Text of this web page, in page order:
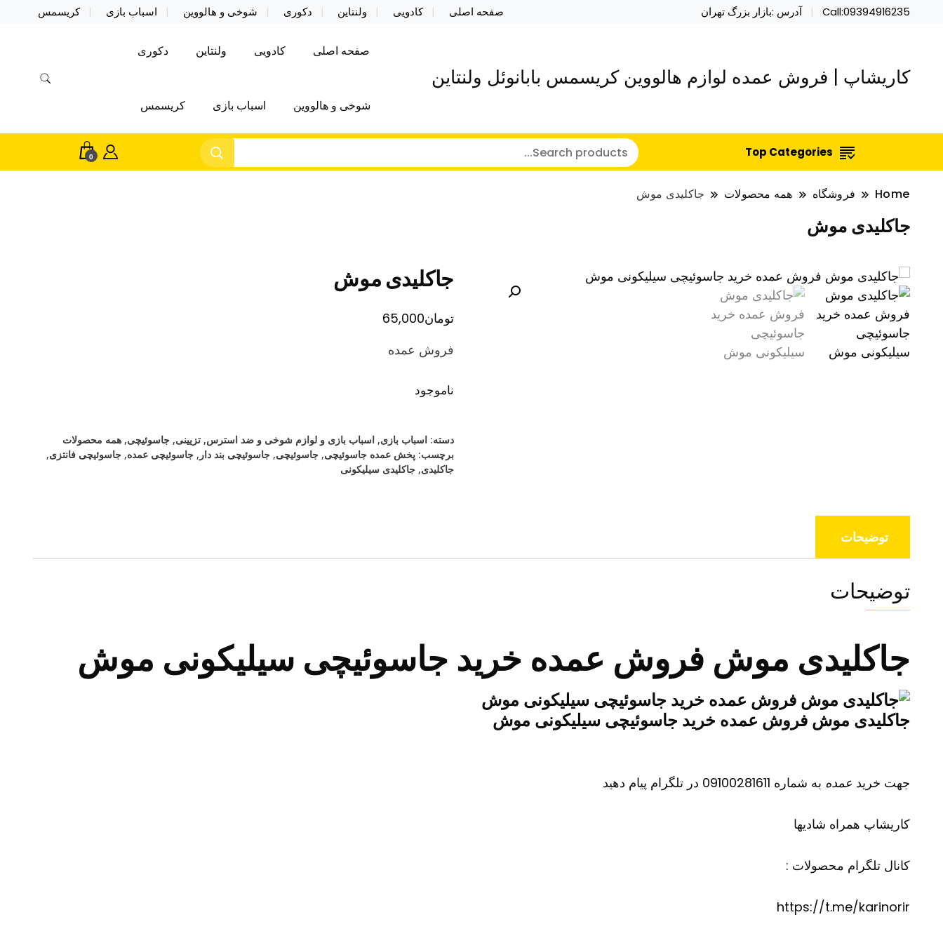
Call:09394916235 آدرس :بازار بزرگ تهران صفحه اصلی کادویی ولنتاین دکوری شوخی و هالووین اسباب بازی کریسمس
کاریشاپ | فروش عمده لوازم هالووین کریسمس بابانوئل ولنتاین
صفحه اصلی کادویی ولنتاین دکوری
شوخی و هالووین اسباب بازی کریسمس
Top Categories
0
Home فروشگاه همه محصولات جاکلیدی موش
جاکلیدی موش
جاکلیدی موش
تومان65,000
فروش عمده
ناموجود
دسته: اسباب بازی, اسباب بازی و لوازم شوخی و ضد استرس, تزیینی, جاسوئیچی, همه محصولات
برچسب: پخش عمده جاسوئیچی, جاسوئیچی, جاسوئیچی بند دار , جاسوئیچی عمده, جاسوئیچی فانتزی,
جاکلیدی, جاکلیدی سیلیکونی
توضیحات
توضیحات
جاکلیدی موش فروش عمده خرید جاسوئیچی سیلیکونی موش
جاکلیدی موش فروش عمده خرید جاسوئیچی سیلیکونی موش
جهت خرید عمده به شماره 09100281611 در تلگرام پیام دهید
کاریشاپ همراه شادیها
کانال تلگرام محصولات :
https://t.me/karinorir